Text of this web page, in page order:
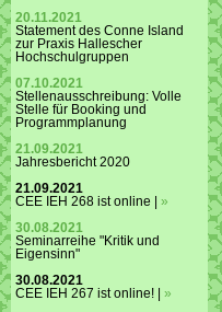
20.11.2021
Statement des Conne Island
zur Praxis Hallescher
Hochschulgruppen
07.10.2021
Stellenausschreibung: Volle
Stelle für Booking und
Programmplanung
21.09.2021
Jahresbericht 2020
21.09.2021
CEE IEH 268 ist online | »
30.08.2021
Seminarreihe "Kritik und
Eigensinn"
30.08.2021
CEE IEH 267 ist online! | »